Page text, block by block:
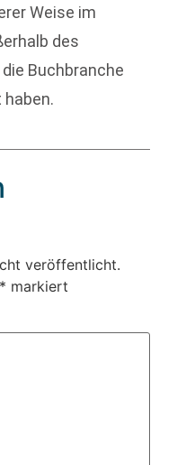
Weise im
des
Buchbranche
veröffentlicht.
* markiert